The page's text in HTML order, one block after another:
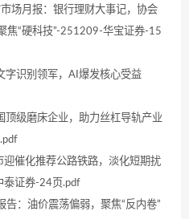
场月报：银行理财大事记，协会
焦“硬科技”-251209-华宝证券-15
识别领军，AI爆发核心受益
级磨床企业，助力丝杠导轨产业
催化推荐公路铁路，淡化短期扰
泰证券-24页.pdf
：油价震荡偏弱，聚焦“反内卷”